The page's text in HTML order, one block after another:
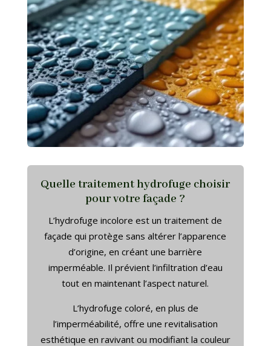
Quelle traitement hydrofuge choisir
pour votre façade ?
L’hydrofuge incolore est un traitement de
façade qui protège sans altérer l’apparence
d’origine, en créant une barrière
imperméable. Il prévient l’infiltration d’eau
tout en maintenant l’aspect naturel.
L’hydrofuge coloré, en plus de
l’imperméabilité, offre une revitalisation
esthétique en ravivant ou modifiant la couleur